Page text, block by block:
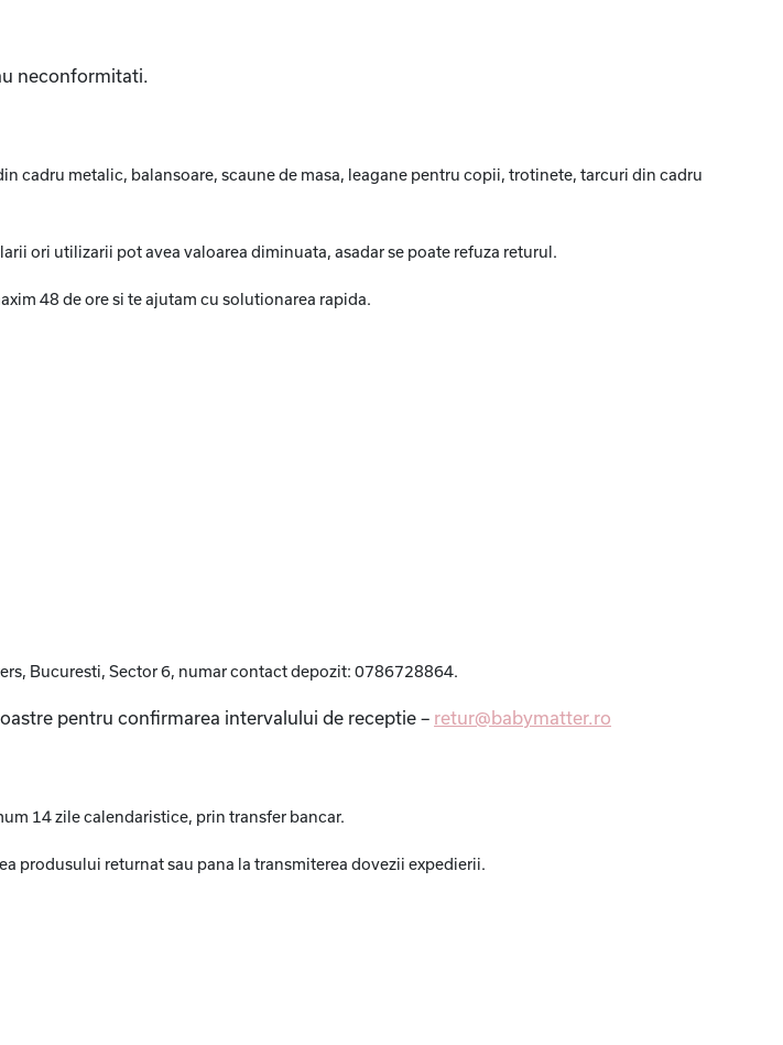
neconformitati.
cadru metalic, balansoare, scaune de masa, leagane pentru copii, trotinete, tarcuri din cadru
ori utilizarii pot avea valoarea diminuata, asadar se poate refuza returul.
48 de ore si te ajutam cu solutionarea rapida.
Bucuresti, Sector 6, numar contact depozit: 0786728864.
pentru confirmarea intervalului de receptie – retur@babymatter.ro
14 zile calendaristice, prin transfer bancar.
produsului returnat sau pana la transmiterea dovezii expedierii.